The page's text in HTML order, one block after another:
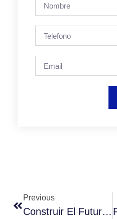
Previous
Construir El Futuro Con Migrantes Y Refugiados